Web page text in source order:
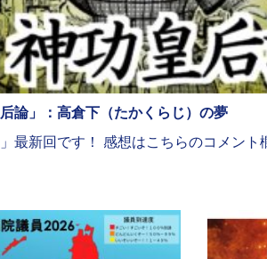
后論」：高倉下（たかくらじ）の夢
最新回です！ 感想はこちらのコメント